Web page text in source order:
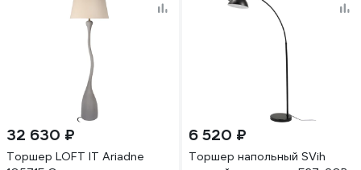
32 630 ₽
Торшер LOFT IT Ariadne
6 520 ₽
Торшер напольный SVih